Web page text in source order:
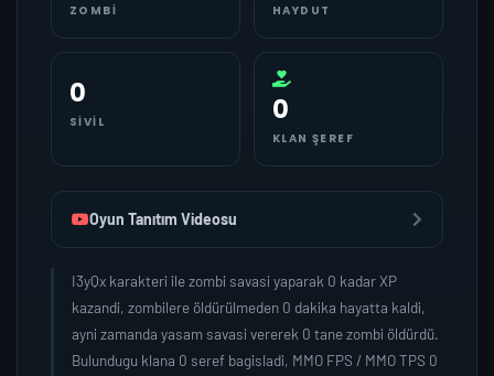
ZOMBI HAYDUT
0
SIVIL 0
KLAN ŞEREF
Oyun Tanıtım Videosu
I3yQx karakteri ile zombi savasi yaparak 0 kadar XP
kazandi, zombilere öldürülmeden 0 dakika hayatta kaldi,
ayni zamanda yasam savasi vererek 0 tane zombi öldürdü.
Bulundugu klana 0 seref bagisladi, MMO FPS / MMO TPS 0